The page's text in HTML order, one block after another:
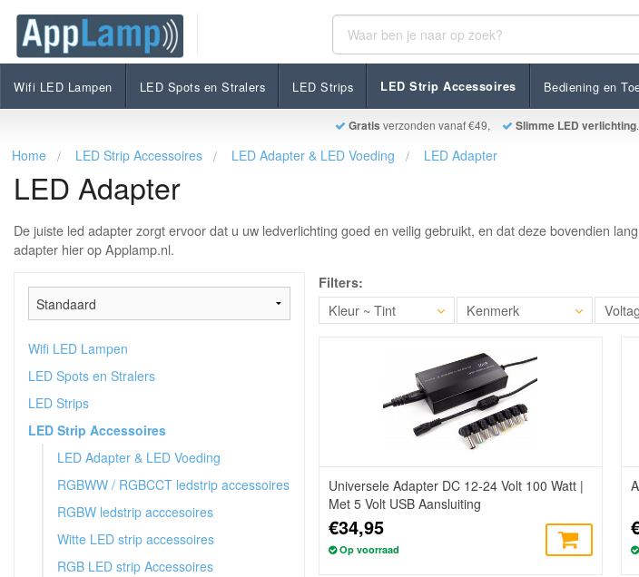
Wifi LED Lampen LED Spots en Stralers LED Strips LED Strip Accessoires Bediening en
Gratis verzonden vanaf €49, Slimme LED verlichting
Home LED Strip Accessoires LED Adapter & LED Voeding LED Adapter
LED Adapter
De juiste led adapter zorgt ervoor dat u uw ledverlichting goed en veilig gebruikt, en dat deze bovendien
adapter hier op Applamp.nl.
Wifi LED Lampen
LED Spots en Stralers
LED Strips
LED Strip Accessoires
LED Adapter & LED Voeding
RGBWW / RGBCCT ledstrip accessoires
RGBW ledstrip acccesoires
Witte LED strip accessoires
RGB LED strip Accessoires
Filters:
Kleur ~ Tint Kenmerk
Universele Adapter DC 12-24 Volt 100 Watt |
Met 5 Volt USB Aansluiting
€34,95
Op voorraad